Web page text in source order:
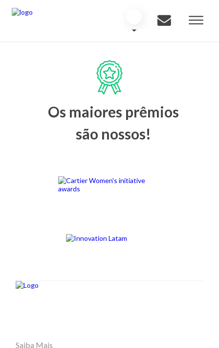
Os maiores prêmios
são nossos!
Saiba Mais